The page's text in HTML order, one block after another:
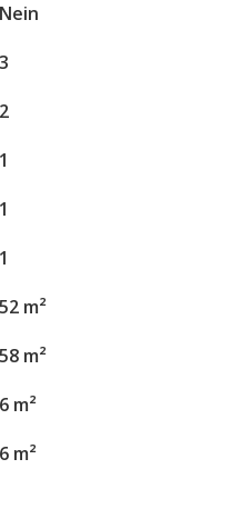
Nein
3
2
1
1
1
52 m²
58 m²
6 m²
6 m²